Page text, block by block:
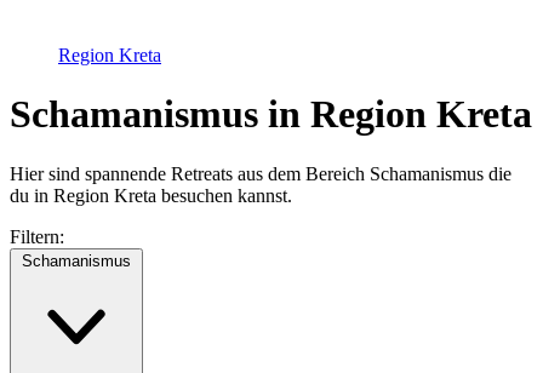
Region Kreta
Schamanismus in Region Kreta
Hier sind spannende Retreats aus dem Bereich Schamanismus die
du in Region Kreta besuchen kannst.
Filtern:
Schamanismus